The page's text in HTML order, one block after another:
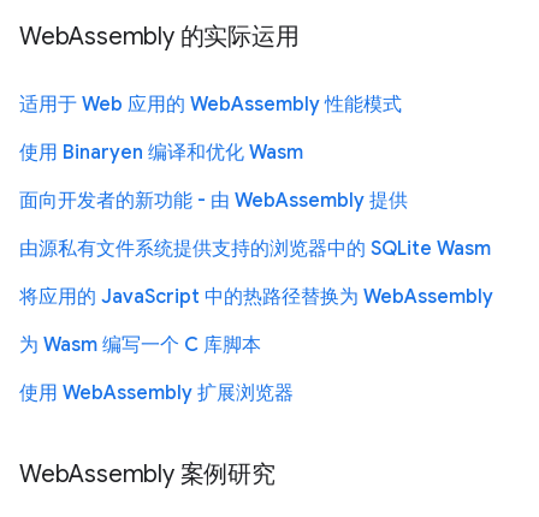
WebAssembly 的实际运用
适用于 Web 应用的 WebAssembly 性能模式
使用 Binaryen 编译和优化 Wasm
面向开发者的新功能 - 由 WebAssembly 提供
由源私有文件系统提供支持的浏览器中的 SQLite Wasm
将应用的 JavaScript 中的热路径替换为 WebAssembly
为 Wasm 编写一个 C 库脚本
使用 WebAssembly 扩展浏览器
WebAssembly 案例研究